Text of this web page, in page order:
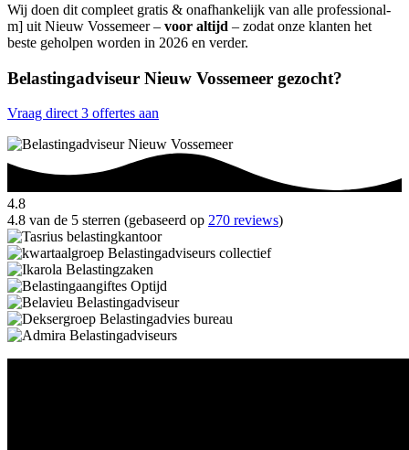
Wij doen dit compleet gratis & onafhankelijk van alle professional-
m] uit Nieuw Vossemeer – voor altijd – zodat onze klanten het
beste geholpen worden in 2026 en verder.
Belastingadviseur Nieuw Vossemeer gezocht?
Vraag direct 3 offertes aan
4.8
4.8 van de 5 sterren (gebaseerd op 270 reviews)